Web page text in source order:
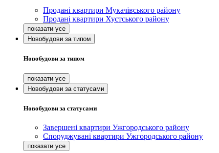
Продані квартири Мукачівського району
Продані квартири Хустського району
Новобудови за типом
Новобудови за типом
Новобудови за статусами
Новобудови за статусами
Завершені квартири Ужгородського району
Споруджувані квартири Ужгородського району